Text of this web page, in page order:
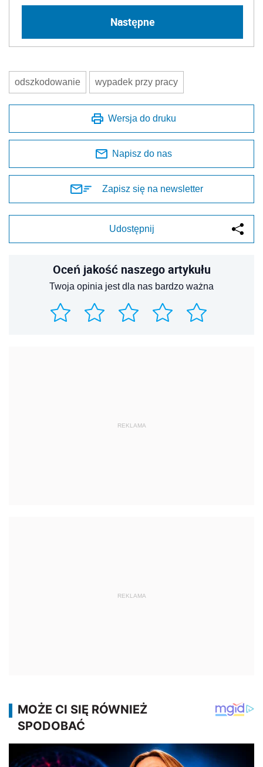
Następne
odszkodowanie wypadek przy pracy
Wersja do druku
Napisz do nas
Zapisz się na newsletter
Udostępnij
Oceń jakość naszego artykułu
Twoja opinia jest dla nas bardzo ważna
REKLAMA
REKLAMA